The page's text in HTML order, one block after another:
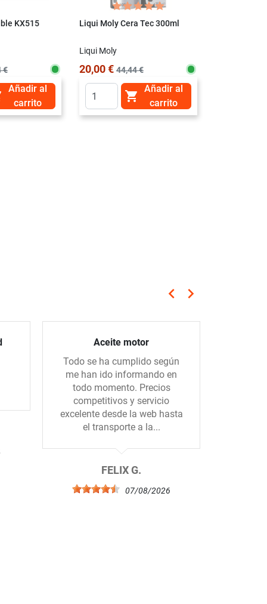
KX515
€
Añadir al
carrito
Liqui Moly Cera Tec 300ml
Liqui Moly
20,00 € 44,44 €

Añadir al
carrito
Anterior
keyboard_arrow_left Siguiente
keyboard_arrow_right
Aceite motor
Todo se ha cumplido según
me han ido informando en
todo momento. Precios
competitivos y servicio
excelente desde la web hasta
el transporte a la...
FELIX G.
07/08/2026